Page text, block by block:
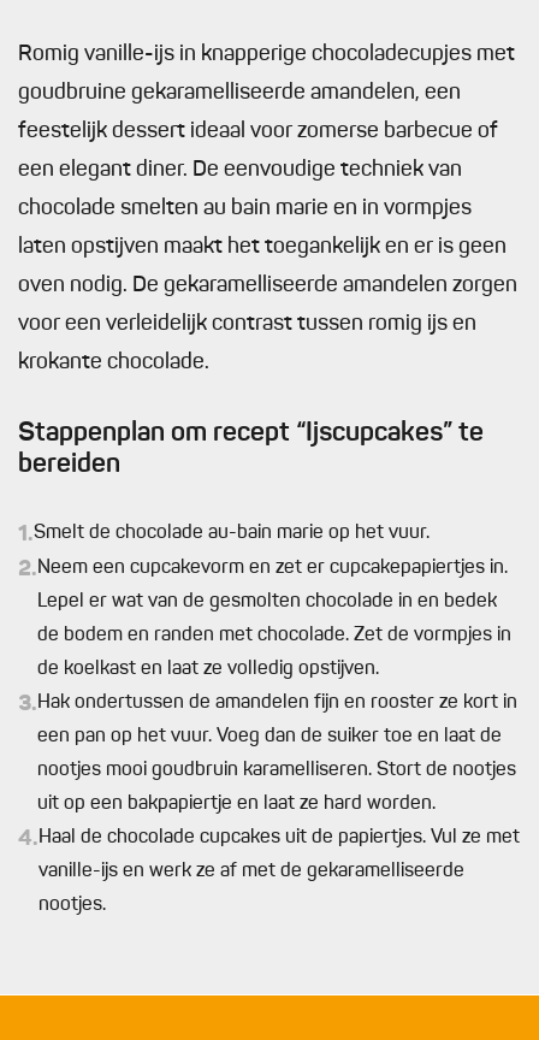
Romig vanille-ijs in knapperige chocoladecupjes met
goudbruine gekaramelliseerde amandelen, een
feestelijk dessert ideaal voor zomerse barbecue of
een elegant diner. De eenvoudige techniek van
chocolade smelten au bain marie en in vormpjes
laten opstijven maakt het toegankelijk en er is geen
oven nodig. De gekaramelliseerde amandelen zorgen
voor een verleidelijk contrast tussen romig ijs en
krokante chocolade.
Stappenplan om recept “Ijscupcakes” te
bereiden
1.Smelt de chocolade au-bain marie op het vuur.
2.Neem een cupcakevorm en zet er cupcakepapiertjes in.
Lepel er wat van de gesmolten chocolade in en bedek
de bodem en randen met chocolade. Zet de vormpjes in
de koelkast en laat ze volledig opstijven.
3.Hak ondertussen de amandelen fijn en rooster ze kort in
een pan op het vuur. Voeg dan de suiker toe en laat de
nootjes mooi goudbruin karamelliseren. Stort de nootjes
uit op een bakpapiertje en laat ze hard worden.
4.Haal de chocolade cupcakes uit de papiertjes. Vul ze met
vanille-ijs en werk ze af met de gekaramelliseerde
nootjes.